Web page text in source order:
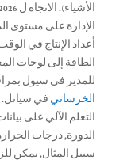
الطاقة إلى لوحات
للمدير في سيول
الخرساني في سياتل.
الدورة, درجات
سبيل المثال, يمكن